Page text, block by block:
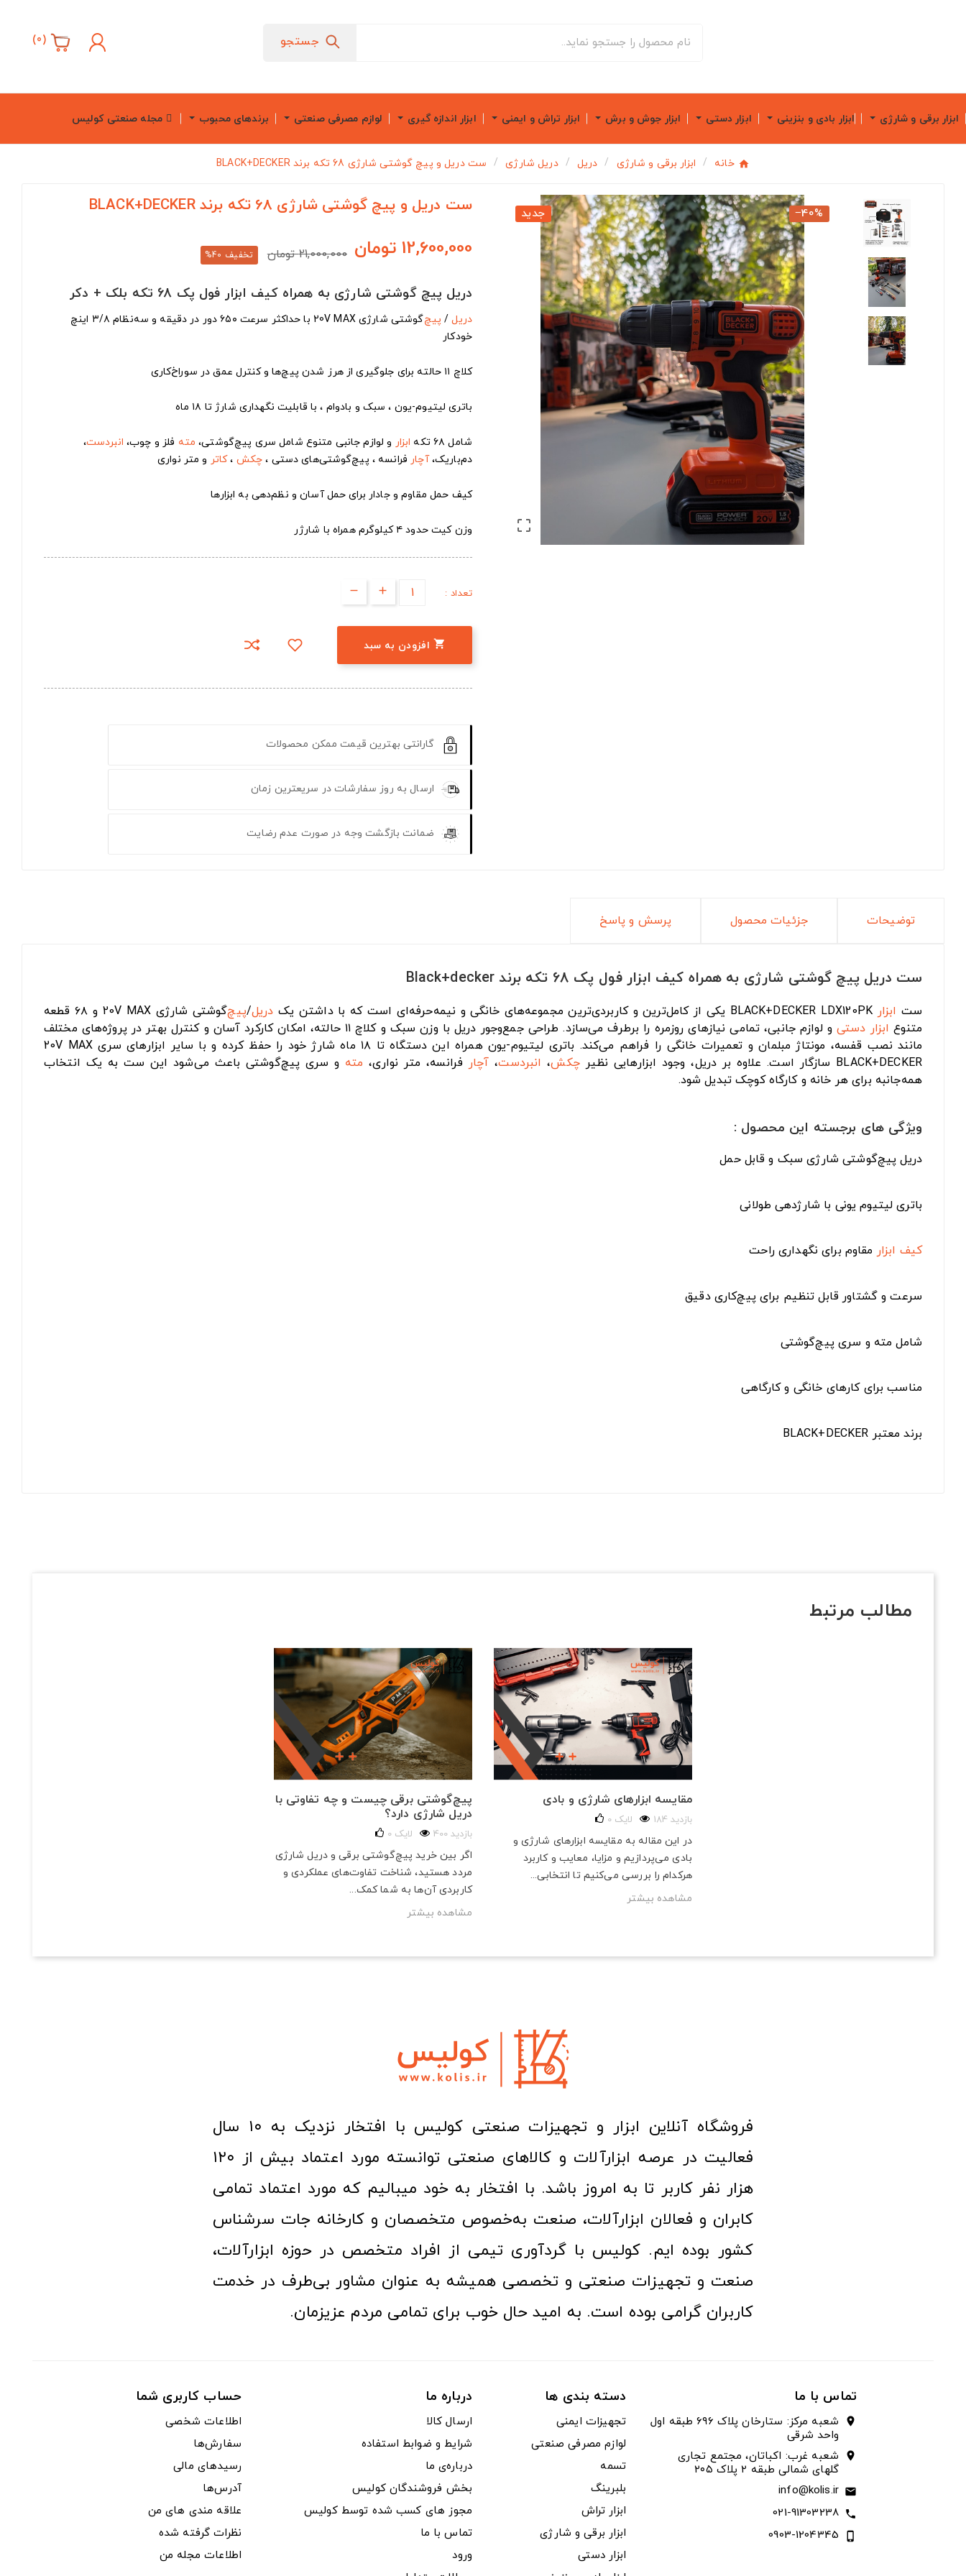
جستجو (
0
)
ابزار برقی و شارژی ابزار بادی و بنزینی ابزار دستی ابزار جوش و برش ابزار تراش و ایمنی ابزار اندازه گیری لوازم مصرفی صنعتی برندهای محبوب مجله صنعتی کولیس
خانه ابزار برقی و شارژی دریل دریل شارژی ست دریل و پیچ گوشتی شارژی 68 تکه برند BLACK+DECKER
جدید ‎−40%

ست دریل و پیچ گوشتی شارژی 68 تکه برند BLACK+DECKER
12,600,000 تومان 21,000,000 تومان تخفیف 40%
دریل پیچ گوشتی شارژی به همراه کیف ابزار فول پک 68 تکه بلک + دکر
دریل/ پیچ
‌گوشتی شارژی 20V MAX با حداکثر سرعت ۶۵۰ دور در دقیقه و سه‌نظام ۳/۸ اینچ
خودکار
کلاچ ۱۱ حالته برای جلوگیری از هرز شدن پیچ‌ها و کنترل عمق در سوراخ‌کاری
باتری لیتیوم-یون ، سبک و بادوام ، با قابلیت نگهداری شارژ تا ۱۸ ماه
شامل ۶۸ تکه ابزار و لوازم جانبی متنوع شامل سری پیچ‌گوشتی، مته فلز و چوب، انبردست،
دم‌باریک،آچار فرانسه ، پیچ‌گوشتی‌های دستی ، چکش ،کاتر و متر نواری
کیف حمل مقاوم و جادار برای حمل آسان و نظم‌دهی به ابزارها
وزن کیت حدود ۴ کیلوگرم همراه با شارژر
تعداد :
 افزودن به سبد
گارانتی بهترین قیمت ممکن محصولات
ارسال به روز سفارشات در سریعترین زمان
ضمانت بازگشت وجه در صورت عدم رضایت
توضیحات جزئیات محصول پرسش و پاسخ
ست دریل پیچ گوشتی شارژی به همراه کیف ابزار فول پک 68 تکه برند Black+decker
ست ابزار BLACK+DECKER LDX120PK یکی از کامل‌ترین و کاربردی‌ترین مجموعه‌های خانگی و نیمه‌حرفه‌ای است که با داشتن یک دریل/پیچ
‌گوشتی شارژی 20V MAX و ۶۸ قطعه
متنوع ابزار دستی
و لوازم جانبی، تمامی نیازهای روزمره را برطرف می‌سازد. طراحی جمع‌وجور دریل با وزن سبک و کلاچ ۱۱ حالته، امکان کارکرد آسان و کنترل بهتر در پروژه‌های مختلف
مانند نصب قفسه، مونتاژ مبلمان و تعمیرات خانگی را فراهم می‌کند. باتری لیتیوم-یون همراه این دستگاه تا ۱۸ ماه شارژ خود را حفظ کرده و با سایر ابزارهای سری 20V MAX
BLACK+DECKER سازگار است. علاوه بر دریل، وجود ابزارهایی نظیر
چکش، انبردست، آچار فرانسه، متر نواری، مته و سری پیچ‌گوشتی باعث می‌شود این ست به یک انتخاب
همه‌جانبه برای هر خانه و کارگاه کوچک تبدیل شود.
ویژگی های برجسته این محصول :
دریل پیچ‌گوشتی شارژی سبک و قابل حمل
باتری لیتیوم یونی با شارژدهی طولانی
کیف ابزار مقاوم برای نگهداری راحت
سرعت و گشتاور قابل تنظیم برای پیچ‌کاری دقیق
شامل مته و سری پیچ‌گوشتی
مناسب برای کارهای خانگی و کارگاهی
برند معتبر BLACK+DECKER
مطالب مرتبط
پیچ‌گوشتی برقی چیست و چه تفاوتی با
دریل شارژی دارد؟
400 بازدید 0 لایک
اگر بین خرید پیچ‌گوشتی برقی و دریل شارژی
مردد هستید، شناخت تفاوت‌های عملکردی و
کاربردی آن‌ها به شما کمک...
مشاهده بیشتر
مقایسه ابزارهای شارژی و بادی
184 بازدید 0 لایک
در این مقاله به مقایسه ابزارهای شارژی و
بادی می‌پردازیم و مزایا، معایب و کاربرد
هرکدام را بررسی می‌کنیم تا انتخابی...
مشاهده بیشتر
فروشگاه آنلاین ابزار و تجهیزات صنعتی کولیس با افتخار نزدیک به ۱۰ سال
فعالیت در عرصه ابزارآلات و کالاهای صنعتی توانسته مورد اعتماد بیش از ۱۲۰
هزار نفر کاربر تا به امروز باشد. با افتخار به خود میبالیم که مورد اعتماد تمامی
کابران و فعالان ابزارآلات، صنعت به‌خصوص متخصصان و کارخانه جات سرشناس
کشور بوده ایم. کولیس با گردآوری تیمی از افراد متخصص در حوزه ابزارآلات،
صنعت و تجهیزات صنعتی و تخصصی همیشه به عنوان مشاور بی‌طرف در خدمت
کاربران گرامی بوده است. به امید حال خوب برای تمامی مردم عزیزمان.
تماس با ما
location_on
شعبه مرکز: ستارخان پلاک ۶۹۶ طبقه اول
واحد شرقی
location_on
شعبه غرب: اکباتان، مجتمع تجاری
گلهای شمالی طبقه ۲ پلاک ۲۰۵
email
info@kolis.ir
call
021-91303238
phone_iphone
0903-1204345
دسته بندی ها
تجهیزات ایمنی
لوازم مصرفی صنعتی
تسمه
بلبرینگ
ابزار تراش
ابزار برقی و شارژی
ابزار دستی
درباره ما
ارسال کالا
شرایط و ضوابط استفاده
درباره‌ی ما
بخش فروشندگان کولیس
مجوز های کسب شده توسط کولیس
تماس با ما
ورود
حساب کاربری شما
اطلاعات شخصی
سفارش‌ها
رسیدهای مالی
آدرس‌ها
علاقه مندی های من
نظرات گرفته شده
اطلاعات مجله من